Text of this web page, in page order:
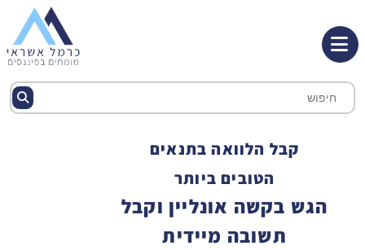
קבל הלוואה בתנאים
הטובים ביותר
הגש בקשה אונליין וקבל
תשובה מיידית